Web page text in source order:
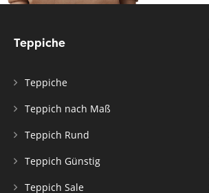
Teppiche
Teppiche
Teppich nach Maß
Teppich Rund
Teppich Günstig
Teppich Sale